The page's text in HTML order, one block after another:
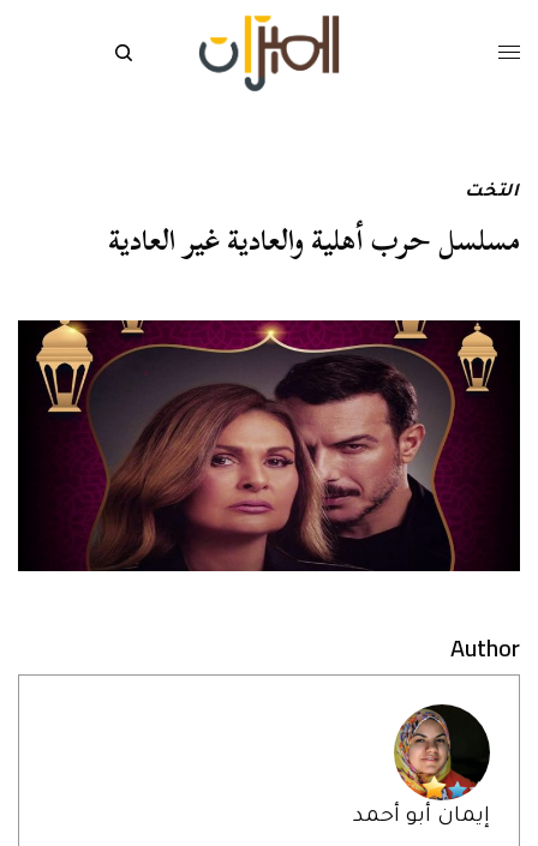
التخت
مسلسل حرب أهلية والعادية غير العادية
Author
إيمان أبو أحمد